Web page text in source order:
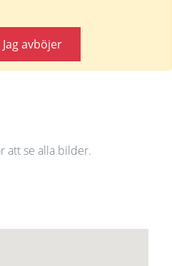
Jag avböjer
att se alla bilder.